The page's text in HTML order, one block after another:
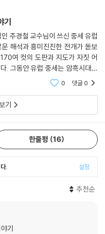
있도록 이 책에서는 수많은 시
는 파리 노트르담 대성당, 산티
오모 오페라 박물관, 상크트바실
펠라 팔라티나 등 유명 장소들이
소개하는데, 현장 사진으로 생생
들을 적극적으로 사용해 당대가
도록 했다. 여러 컷의 지도는 중세
할 수 있게 한다.
vulgarisation, 고급 통속화)’, 즉
다듬고, 무엇보다 잘 벼려진 글솜
는 주경철 교수의 글쓰기에 더해
해 줄 것이다.
주경철 교수님이 쓰신 중세 유럽
해석과 흥미진진한 전개가 돋보
여 컷의 도판과 지도가 자칫 어
. 그동안 유럽 중세는 암흑시대라
대 그리스-로마의 찬란한 문화의
0 댓글0
기
한줄평 16
. 설정
추천순
기